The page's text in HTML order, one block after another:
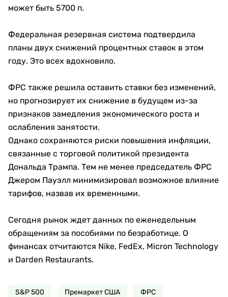
может быть 5700 п.
Федеральная резервная система подтвердила
планы двух снижений процентных ставок в этом
году. Это всех вдохновило.
ФРС также решила оставить ставки без изменений,
но прогнозирует их снижение в будущем из-за
признаков замедления экономического роста и
ослабления занятости.
Однако сохраняются риски повышения инфляции,
связанные с торговой политикой президента
Дональда Трампа. Тем не менее председатель ФРС
Джером Пауэлл минимизировал возможное влияние
тарифов, назвав их временными.
Сегодня рынок ждет данных по еженедельным
обращениям за пособиями по безработице. О
финансах отчитаются Nike, FedEx, Micron Technology
и Darden Restaurants.
S&P 500 Премаркет США ФРС